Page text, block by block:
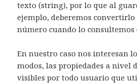
texto (string), por lo que al
ejemplo, deberemos
número cuando lo consultemos
En nuestro caso nos interesan
modos, las propiedades a nivel
visibles por todo usuario que